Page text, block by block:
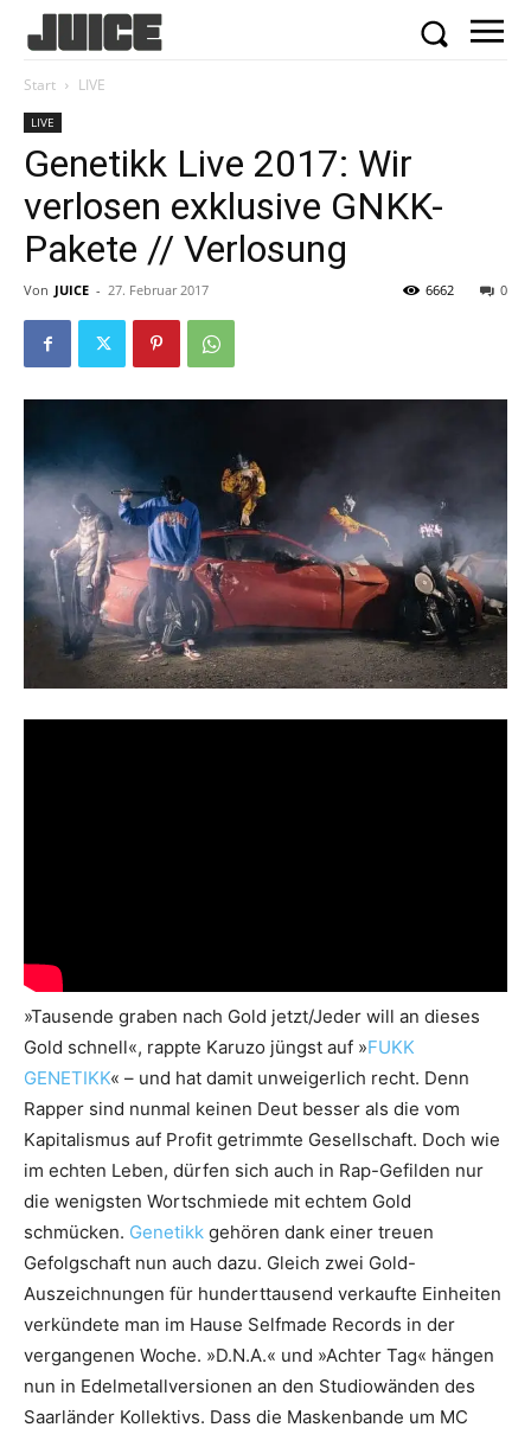
Start LIVE
LIVE
Genetikk Live 2017: Wir
verlosen exklusive GNKK-
Pakete // Verlosung
Von JUICE - 27. Februar 2017 0
6662
»Tausende graben nach Gold jetzt/Jeder will an dieses
Gold schnell«, rappte Karuzo jüngst auf »FUKK
GENETIKK« – und hat damit unweigerlich recht. Denn
Rapper sind nunmal keinen Deut besser als die vom
Kapitalismus auf Profit getrimmte Gesellschaft. Doch wie
im echten Leben, dürfen sich auch in Rap-Gefilden nur
die wenigsten Wortschmiede mit echtem Gold
schmücken. Genetikk gehören dank einer treuen
Gefolgschaft nun auch dazu. Gleich zwei Gold-
Auszeichnungen für hunderttausend verkaufte Einheiten
verkündete man im Hause Selfmade Records in der
vergangenen Woche. »D.N.A.« und »Achter Tag« hängen
nun in Edelmetallversionen an den Studiowänden des
Saarländer Kollektivs. Dass die Maskenbande um MC